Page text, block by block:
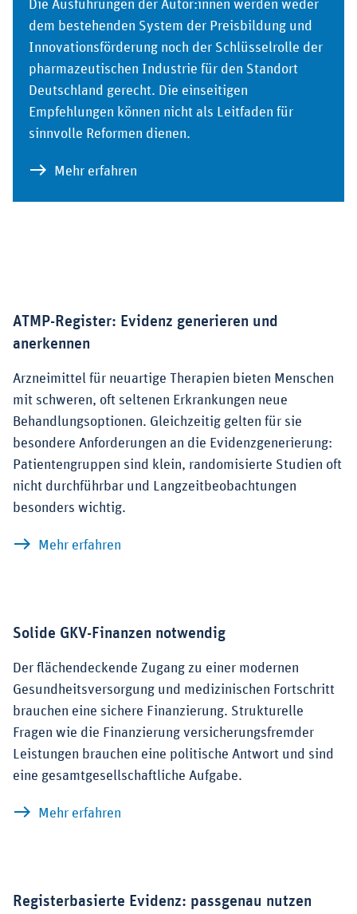
Die Ausführungen der Autor:innen werden weder
dem bestehenden System der Preisbildung und
Innovationsförderung noch der Schlüsselrolle der
pharmazeutischen Industrie für den Standort
Deutschland gerecht. Die einseitigen
Empfehlungen können nicht als Leitfaden für
sinnvolle Reformen dienen.
Mehr erfahren
ATMP-Register: Evidenz generieren und
anerkennen
Arzneimittel für neuartige Therapien bieten Menschen
mit schweren, oft seltenen Erkrankungen neue
Behandlungsoptionen. Gleichzeitig gelten für sie
besondere Anforderungen an die Evidenzgenerierung:
Patientengruppen sind klein, randomisierte Studien oft
nicht durchführbar und Langzeitbeobachtungen
besonders wichtig.
Mehr erfahren
Solide GKV-Finanzen notwendig
Der flächendeckende Zugang zu einer modernen
Gesundheitsversorgung und medizinischen Fortschritt
brauchen eine sichere Finanzierung. Strukturelle
Fragen wie die Finanzierung versicherungsfremder
Leistungen brauchen eine politische Antwort und sind
eine gesamtgesellschaftliche Aufgabe.
Mehr erfahren
Registerbasierte Evidenz: passgenau nutzen